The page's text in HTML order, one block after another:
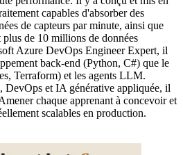
capables d'absorber des
de capteurs par minute, ainsi que
plus de 10 millions de données
Azure DevOps Engineer Expert, il
back-end (Python, C#) que le
Terraform) et les agents LLM.
DevOps et IA générative appliquée, il
chaque apprenant à concevoir et
scalables en production.